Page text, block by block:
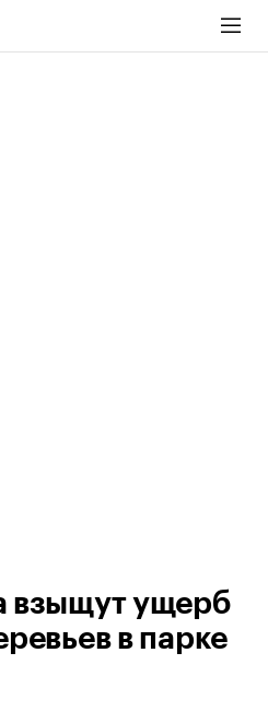
взыщут ущерб
в парке